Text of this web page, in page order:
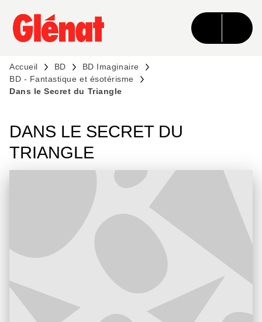
MENU RECHERCHE CONTENU
PIED DE PAGE
Accueil BD
BD Imaginaire
BD - Fantastique et ésotérisme
Dans le Secret du Triangle
DANS LE SECRET DU
TRIANGLE